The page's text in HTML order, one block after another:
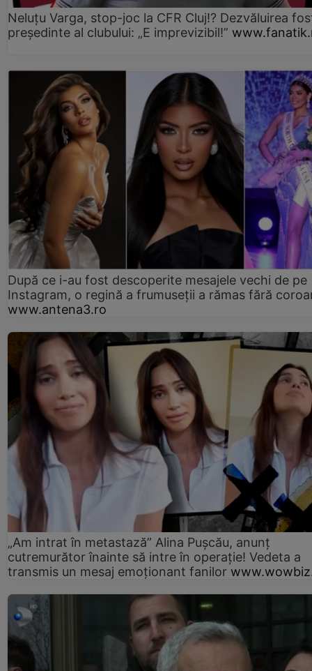
Neluțu Varga, stop-joc la CFR Cluj!? Dezvăluirea
președinte al clubului: „E imprevizibil!”
După ce i-au fost descoperite mesajele vechi de pe
Instagram, o regină a frumuseții a rămas fără
www.antena3.ro
„Am intrat în metastază” Alina Pușcău, anunț
cutremurător înainte să intre în operație! Vedeta a
transmis un mesaj emoționant fanilor